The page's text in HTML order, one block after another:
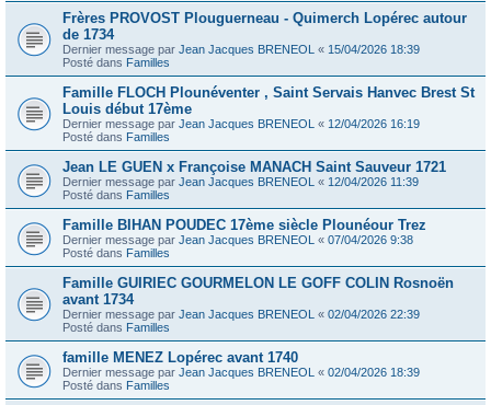
Frères PROVOST Plouguerneau - Quimerch Lopérec autour
de 1734
Dernier message par Jean Jacques BRENEOL « 15/04/2026 18:39
Posté dans Familles
Famille FLOCH Plounéventer , Saint Servais Hanvec Brest St
Louis début 17ème
Dernier message par Jean Jacques BRENEOL « 12/04/2026 16:19
Posté dans Familles
Jean LE GUEN x Françoise MANACH Saint Sauveur 1721
Dernier message par Jean Jacques BRENEOL « 12/04/2026 11:39
Posté dans Familles
Famille BIHAN POUDEC 17ème siècle Plounéour Trez
Dernier message par Jean Jacques BRENEOL « 07/04/2026 9:38
Posté dans Familles
Famille GUIRIEC GOURMELON LE GOFF COLIN Rosnoën
avant 1734
Dernier message par Jean Jacques BRENEOL « 02/04/2026 22:39
Posté dans Familles
famille MENEZ Lopérec avant 1740
Dernier message par Jean Jacques BRENEOL « 02/04/2026 18:39
Posté dans Familles